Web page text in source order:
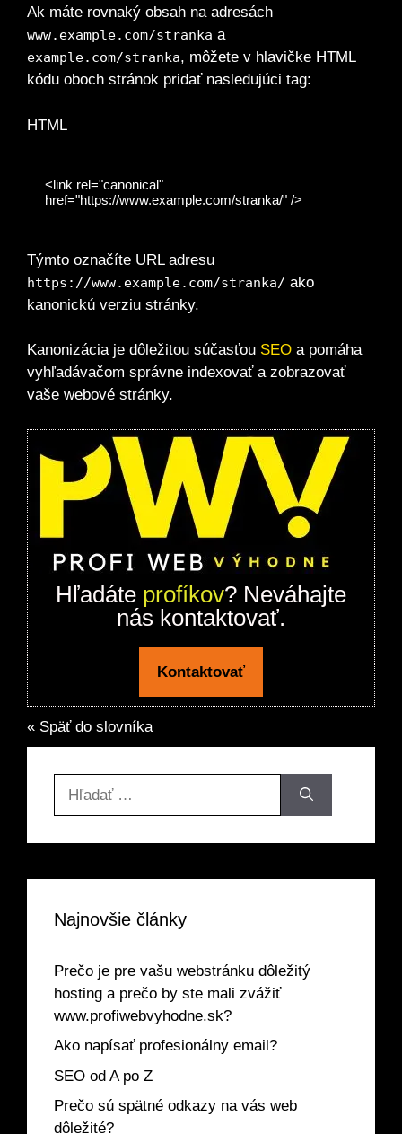
Ak máte rovnaký obsah na adresách
www.example.com/stranka a
example.com/stranka, môžete v hlavičke HTML
kódu oboch stránok pridať nasledujúci tag:
HTML
<link rel="canonical"
Týmto označíte URL adresu
https://www.example.com/stranka/ ako
kanonickú verziu stránky.
Kanonizácia je dôležitou súčasťou SEO a pomáha
vyhľadávačom správne indexovať a zobrazovať
vaše webové stránky.
Hľadáte profíkov? Neváhajte
nás kontaktovať.
Kontaktovať
« Späť do slovníka
Najnovšie články
Prečo je pre vašu webstránku dôležitý
hosting a prečo by ste mali zvážiť
www.profiwebvyhodne.sk?
Ako napísať profesionálny email?
SEO od A po Z
Prečo sú spätné odkazy na vás web
dôležité?